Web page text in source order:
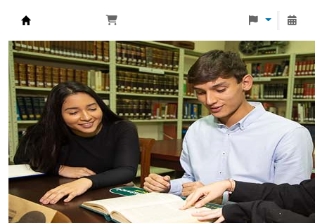
Biblioteca Universidad Monteávila